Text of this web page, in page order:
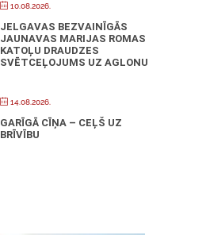
10.08.2026.
JELGAVAS BEZVAINĪGĀS
JAUNAVAS MARIJAS ROMAS
KATOĻU DRAUDZES
SVĒTCEĻOJUMS UZ AGLONU
14.08.2026.
GARĪGĀ CĪŅA – CEĻŠ UZ
BRĪVĪBU